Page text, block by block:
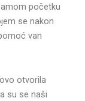
početku
se nakon
van
otvorila
su se naši